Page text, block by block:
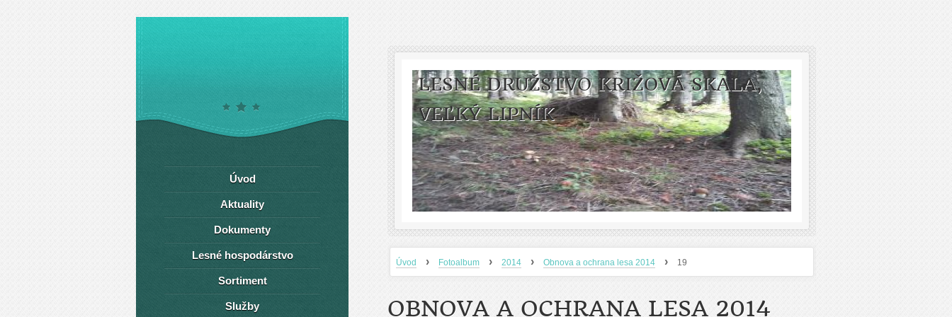
LESNÉ DRUŽSTVO KRIŽOVÁ SKALA,
VEĽKÝ LIPNÍK
Úvod › Fotoalbum › 2014 › Obnova a ochrana lesa 2014 › 19
OBNOVA A OCHRANA LESA 2014
Úvod
Aktuality
Dokumenty
Lesné hospodárstvo
Sortiment
Služby